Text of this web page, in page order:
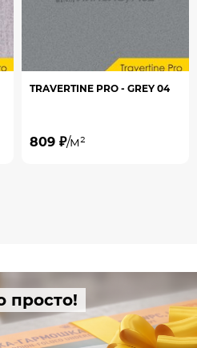
TRAVERTINE PRO - GREY 04
809 ₽/м²
просто!